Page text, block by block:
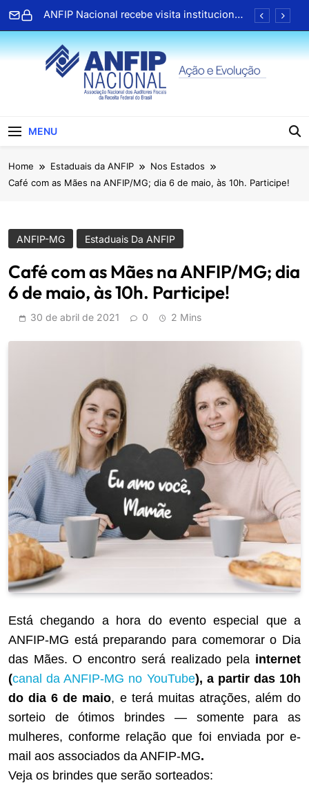
Skip
content
de França)
ANFIP Nacional recebe visita institucional
Clipping ANFIP: Seleção diária de notícias
ANFIP reúne escritórios de advocacia para
discutir parceria em benefício dos
associados
Honras a um gigante na construção da
ANFIP Nacional recebe visita institucional
Clipping ANFIP: Seleção diária de notícias
ANFIP reúne escritórios de advocacia para
Seguridade Social no Brasil (Álvaro Sólon
de França)
ANFIP Nacional
MENU
Home Estaduais da ANFIP
Nos Estados
Café com as Mães na ANFIP/MG; dia 6 de maio, às 10h. Participe!
ANFIP-MG Estaduais Da ANFIP
Café com as Mães na ANFIP/MG; dia
6 de maio, às 10h. Participe!
30 de abril de 2021 0 2 Mins
Está chegando a hora do evento especial que a
ANFIP-MG está preparando para comemorar o Dia
das Mães. O encontro será realizado pela internet
(canal da ANFIP-MG no YouTube), a partir das 10h
do dia 6 de maio, e terá muitas atrações, além do
sorteio de ótimos brindes — somente para as
mulheres, conforme relação que foi enviada por e-
mail aos associados da ANFIP-MG.
Veja os brindes que serão sorteados: